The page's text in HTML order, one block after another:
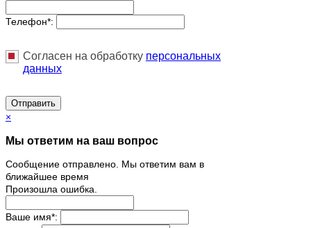
Телефон*:
Согласен на обработку персональныx
данных
Отправить
×
Мы ответим на ваш вопрос
Сообщение отправлено. Мы ответим вам в
ближайшее время
Произошла ошибка.
Ваше имя*: